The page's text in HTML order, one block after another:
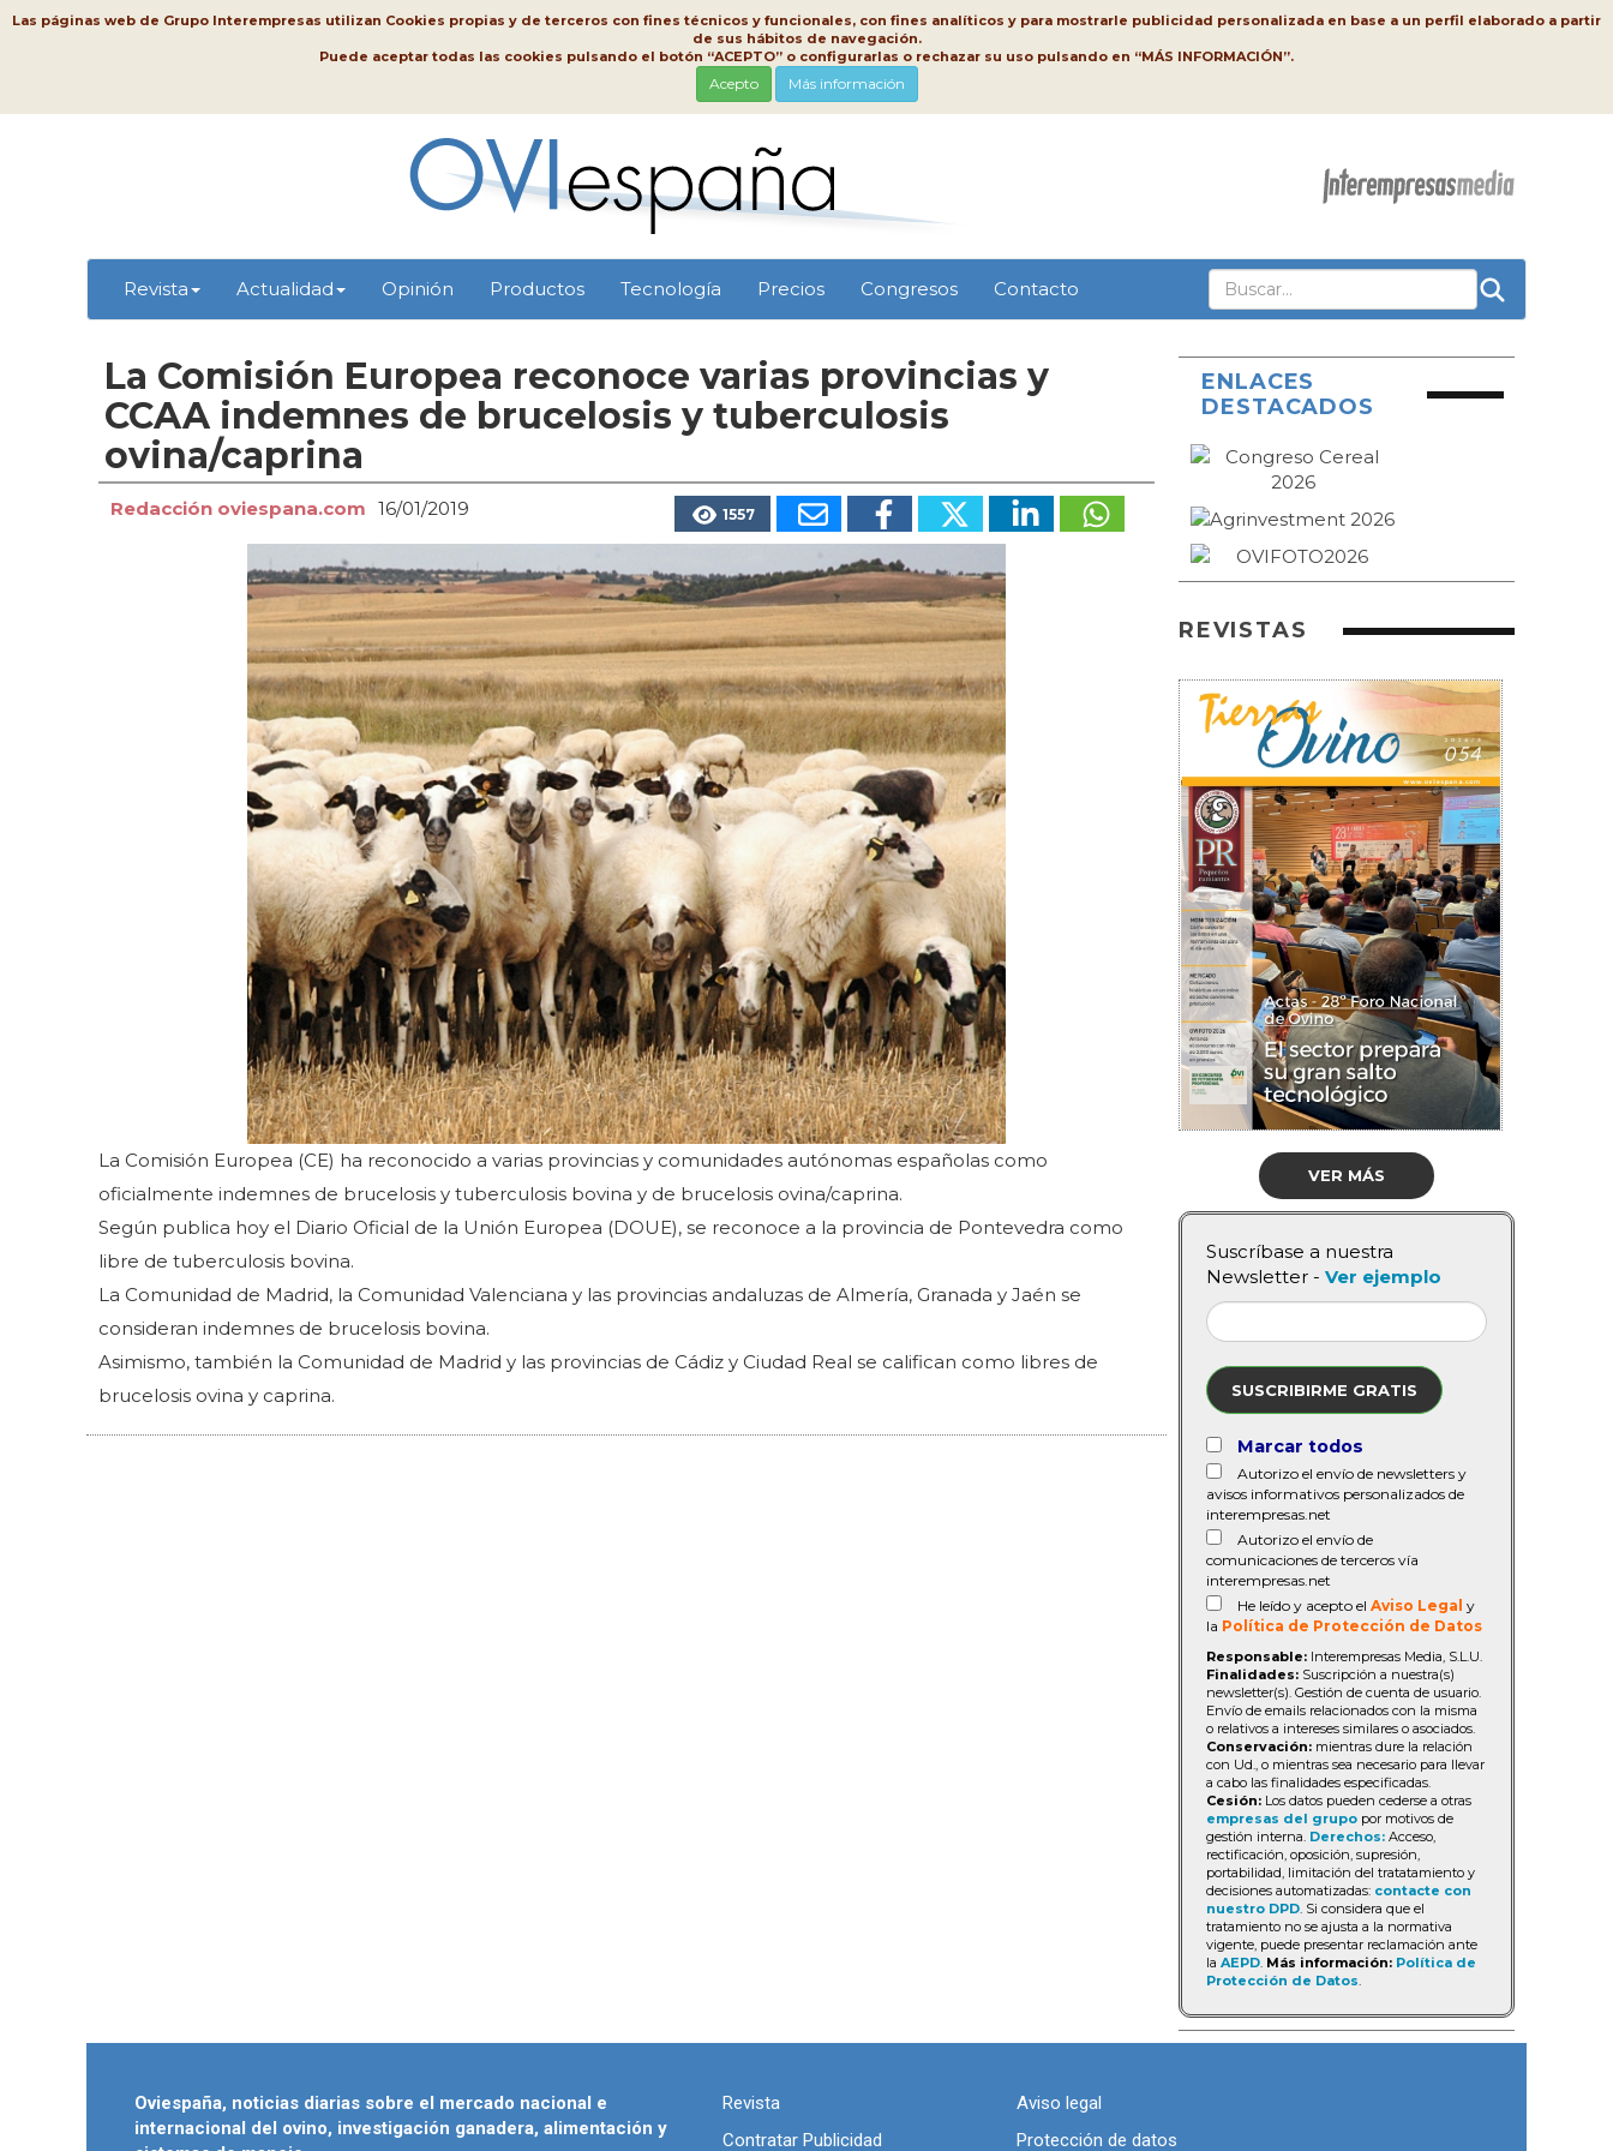
Las páginas web de Grupo Interempresas utilizan Cookies propias y de terceros con fines técnicos y funcionales, con fines analíticos y para mostrarle publicidad personalizada en base a un perfil elaborado a partir
de sus hábitos de navegación.
Puede aceptar todas las cookies pulsando el botón “ACEPTO” o configurarlas o rechazar su uso pulsando en “MÁS INFORMACIÓN”.
Acepto Más información
Revista Actualidad Opinión Productos Tecnología Precios Congresos Contacto
La Comisión Europea reconoce varias provincias y
CCAA indemnes de brucelosis y tuberculosis
ovina/caprina
Redacción oviespana.com 16/01/2019 1557
La Comisión Europea (CE) ha reconocido a varias provincias y comunidades autónomas españolas como
oficialmente indemnes de brucelosis y tuberculosis bovina y de brucelosis ovina/caprina.
Según publica hoy el Diario Oficial de la Unión Europea (DOUE), se reconoce a la provincia de Pontevedra como
libre de tuberculosis bovina.
La Comunidad de Madrid, la Comunidad Valenciana y las provincias andaluzas de Almería, Granada y Jaén se
consideran indemnes de brucelosis bovina.
Asimismo, también la Comunidad de Madrid y las provincias de Cádiz y Ciudad Real se califican como libres de
brucelosis ovina y caprina.
ENLACES
DESTACADOS
REVISTAS
VER MÁS
Suscríbase a nuestra
Newsletter - Ver ejemplo
SUSCRIBIRME GRATIS
Marcar todos
Autorizo el envío de newsletters y
avisos informativos personalizados de
interempresas.net
Autorizo el envío de
comunicaciones de terceros vía
interempresas.net
He leído y acepto el Aviso Legal y
la Política de Protección de Datos
Responsable: Interempresas Media, S.L.U.
Finalidades: Suscripción a nuestra(s)
newsletter(s). Gestión de cuenta de usuario.
Envío de emails relacionados con la misma
o relativos a intereses similares o asociados.
Conservación: mientras dure la relación
con Ud., o mientras sea necesario para llevar
a cabo las finalidades especificadas.
Cesión: Los datos pueden cederse a otras
empresas del grupo por motivos de
gestión interna. Derechos: Acceso,
rectificación, oposición, supresión,
portabilidad, limitación del tratatamiento y
decisiones automatizadas: contacte con
nuestro DPD. Si considera que el
tratamiento no se ajusta a la normativa
vigente, puede presentar reclamación ante
la AEPD. Más información: Política de
Protección de Datos.
Oviespaña, noticias diarias sobre el mercado nacional e
internacional del ovino, investigación ganadera, alimentación y
Revista
Contratar Publicidad
Aviso legal
Protección de datos